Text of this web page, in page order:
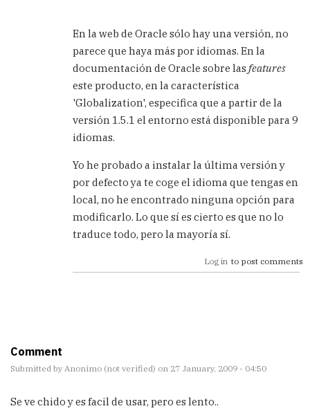
reply
SQL
DEVELOPER
by
Sebastian
verified)
En la web de Oracle sólo hay una versión, no
parece que haya más por idiomas. En la
documentación de Oracle sobre las features
este producto, en la característica
'Globalization', especifica que a partir de la
versión 1.5.1 el entorno está disponible para 9
idiomas.
Yo he probado a instalar la última versión y
por defecto ya te coge el idioma que tengas en
local, no he encontrado ninguna opción para
modificarlo. Lo que sí es cierto es que no lo
traduce todo, pero la mayoría sí.
Log in to post comments
Comment
Submitted by Anonimo (not verified) on 27 January, 2009 - 04:50
Se ve chido y es facil de usar, pero es lento..